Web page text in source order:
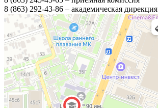
8 (863) 292-43-86 – академическая дирекция